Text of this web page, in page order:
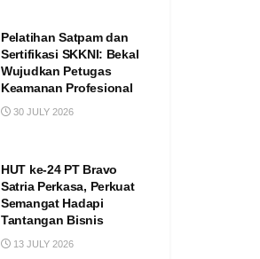
Pelatihan Satpam dan
Sertifikasi SKKNI: Bekal
Wujudkan Petugas
Keamanan Profesional
30 JULY 2026
HUT ke-24 PT Bravo
Satria Perkasa, Perkuat
Semangat Hadapi
Tantangan Bisnis
13 JULY 2026